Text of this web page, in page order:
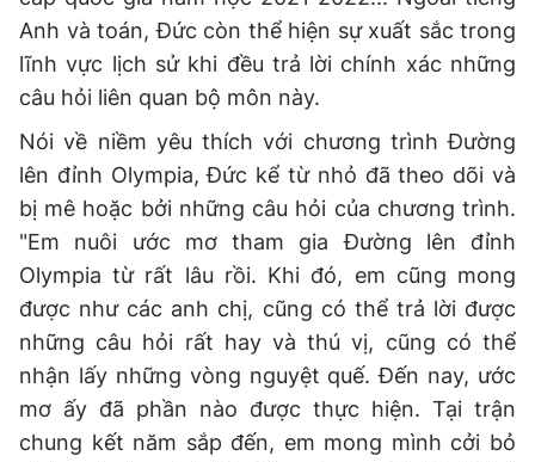
Anh và toán, Đức còn thể hiện sự xuất sắc trong
lĩnh vực lịch sử khi đều trả lời chính xác những
câu hỏi liên quan bộ môn này.
Nói về niềm yêu thích với chương trình Đường
lên đỉnh Olympia, Đức kể từ nhỏ đã theo dõi và
bị mê hoặc bởi những câu hỏi của chương trình.
"Em nuôi ước mơ tham gia Đường lên đỉnh
Olympia từ rất lâu rồi. Khi đó, em cũng mong
được như các anh chị, cũng có thể trả lời được
những câu hỏi rất hay và thú vị, cũng có thể
nhận lấy những vòng nguyệt quế. Đến nay, ước
mơ ấy đã phần nào được thực hiện. Tại trận
chung kết năm sắp đến, em mong mình cởi bỏ